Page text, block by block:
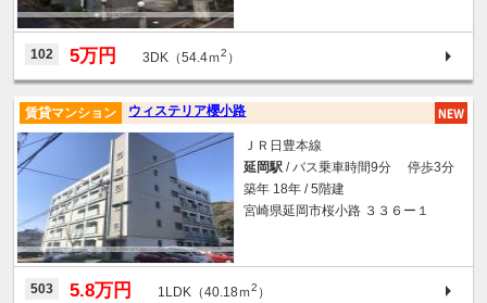
102 5万円 3DK（54.4ｍ2 ）
ウィステリア櫻小路
賃貸マンション
ＪＲ日豊本線
延岡駅 / バス乗車時間9分 停歩3分
築年 18年 / 5階建
宮崎県延岡市桜小路 ３３６ー１
503 5.8万円 1LDK（40.18ｍ2 ）